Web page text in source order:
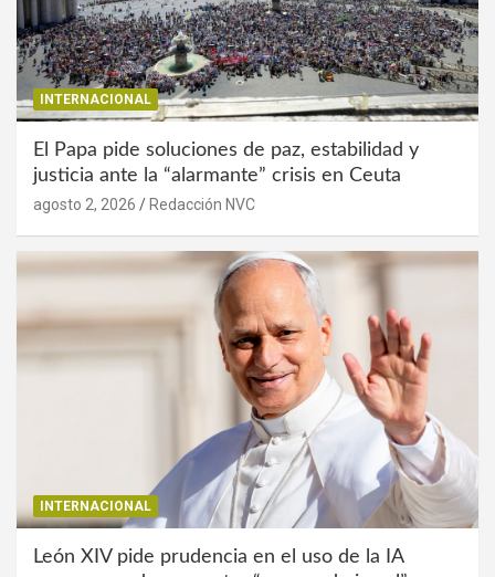
INTERNACIONAL
El Papa pide soluciones de paz, estabilidad y
justicia ante la “alarmante” crisis en Ceuta
agosto 2, 2026 Redacción NVC
INTERNACIONAL
León XIV pide prudencia en el uso de la IA